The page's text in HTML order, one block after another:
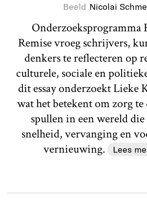
Beeld Nicolai
Onderzoeksprogramma
Remise vroeg schrijvers,
denkers te reflecteren op
culturele, sociale en
dit essay onderzoekt Lieke
wat het betekent om zorg
spullen in een wereld
snelheid, vervanging en
vernieuwing.
Lees